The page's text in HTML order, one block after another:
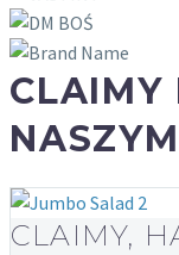
CLAIMY
CLAIMY,